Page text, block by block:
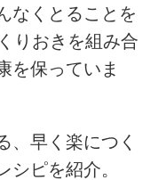
なくとることを
りおきを組み合
を保っていま
、早く楽につく
シピを紹介。